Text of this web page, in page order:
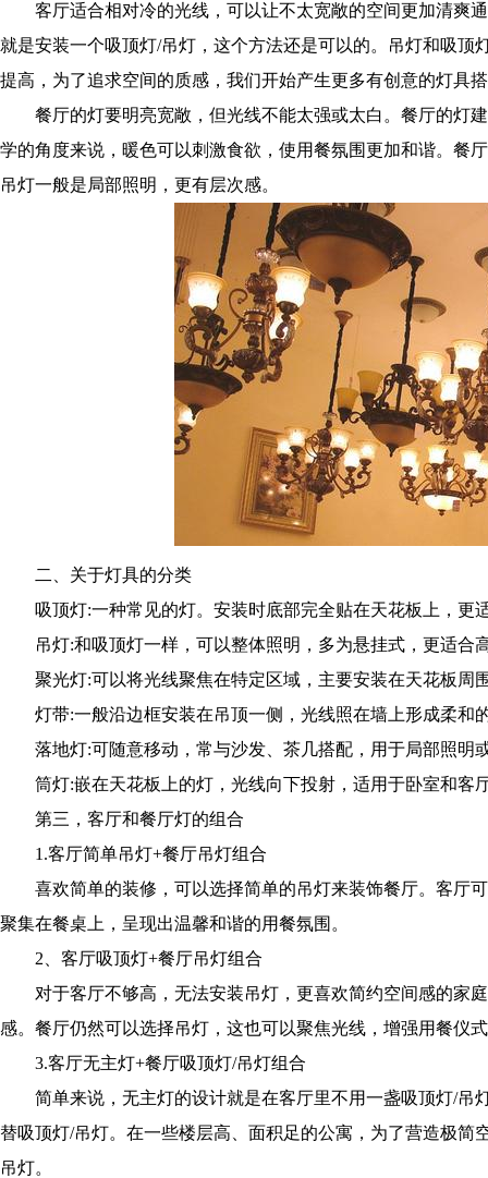
客厅适合相对冷的光线，可以让不太宽敞的空间更加清爽
就是安装一个吸顶灯/吊灯，这个方法还是可以的。吊灯和吸
提高，为了追求空间的质感，我们开始产生更多有创意的灯具
餐厅的灯要明亮宽敞，但光线不能太强或太白。餐厅的灯
学的角度来说，暖色可以刺激食欲，使用餐氛围更加和谐。餐
吊灯一般是局部照明，更有层次感。
二、关于灯具的分类
吸顶灯:一种常见的灯。安装时底部完全贴在天花板上，更
吊灯:和吸顶灯一样，可以整体照明，多为悬挂式，更适合
聚光灯:可以将光线聚焦在特定区域，主要安装在天花板周
灯带:一般沿边框安装在吊顶一侧，光线照在墙上形成柔和
落地灯:可随意移动，常与沙发、茶几搭配，用于局部照明
筒灯:嵌在天花板上的灯，光线向下投射，适用于卧室和客
第三，客厅和餐厅灯的组合
1.客厅简单吊灯+餐厅吊灯组合
喜欢简单的装修，可以选择简单的吊灯来装饰餐厅。客厅
聚集在餐桌上，呈现出温馨和谐的用餐氛围。
2、客厅吸顶灯+餐厅吊灯组合
对于客厅不够高，无法安装吊灯，更喜欢简约空间感的家
感。餐厅仍然可以选择吊灯，这也可以聚焦光线，增强用餐仪
3.客厅无主灯+餐厅吸顶灯/吊灯组合
简单来说，无主灯的设计就是在客厅里不用一盏吸顶灯/吊
替吸顶灯/吊灯。在一些楼层高、面积足的公寓，为了营造极
吊灯。